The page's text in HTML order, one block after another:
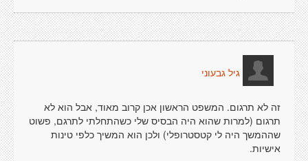
גיל גבעוני
זה לא תרגום. המשפט הראשון אכן קרוב מאוד, אבל הוא לא
תרגום (למרות שהוא היה הבסיס שלי כשהתחלתי לתרגם, פשוט
שההמשך היה לי קטסטרופלי) ולכן הוא המשיך כלפי טינות
אישיות.